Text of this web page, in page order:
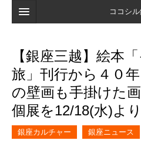
ココシ
検索
店舗・施設最新情報
口コミ
マイページ
【銀座三越】絵本
旅」刊行から４０
の壁画も手掛けた
個展を12/18(水)より
銀座カルチャー 銀座ニュース